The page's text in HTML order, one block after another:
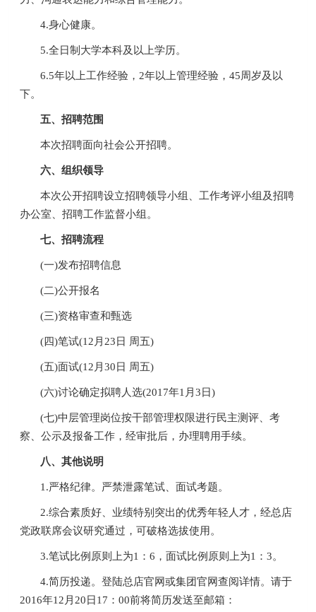
4.身心健康。
5.全日制大学本科及以上学历。
6.5年以上工作经验，2年以上管理经验，45周岁及以
下。
五、招聘范围
本次招聘面向社会公开招聘。
六、组织领导
本次公开招聘设立招聘领导小组、工作考评小组及招聘
办公室、招聘工作监督小组。
七、招聘流程
(一)发布招聘信息
(二)公开报名
(三)资格审查和甄选
(四)笔试(12月23日 周五)
(五)面试(12月30日 周五)
(六)讨论确定拟聘人选(2017年1月3日)
(七)中层管理岗位按干部管理权限进行民主测评、考
察、公示及报备工作，经审批后，办理聘用手续。
八、其他说明
1.严格纪律。严禁泄露笔试、面试考题。
2.综合素质好、业绩特别突出的优秀年轻人才，经总店
党政联席会议研究通过，可破格选拔使用。
3.笔试比例原则上为1：6，面试比例原则上为1：3。
4.简历投递。登陆总店官网或集团官网查阅详情。请于
2016年12月20日17：00前将简历发送至邮箱：